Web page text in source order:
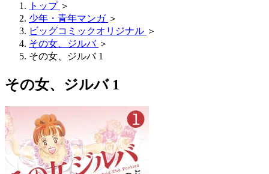
トップ ＞
少年・青年マンガ ＞
ビッグコミックオリジナル ＞
その女、ジルバ ＞
その女、ジルバ 1
その女、ジルバ 1